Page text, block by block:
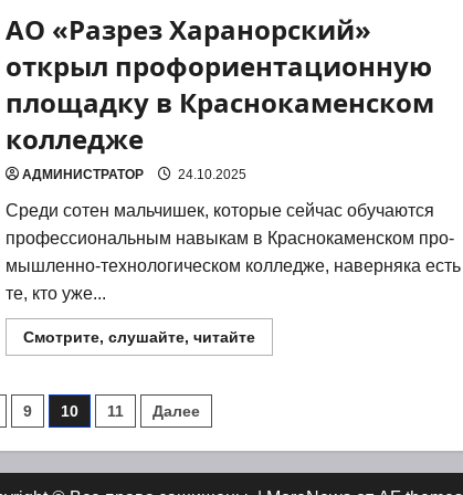
закрытие
шестой
игры
“Зарница”
АО «Разрез Харанорский»
открыл профориентационную
площадку в Краснокаменском
колледже
АДМИНИСТРАТОР 24.10.2025
Сре­ди сотен маль­чи­шек, кото­рые сей­час обу­ча­ют­ся
про­фес­си­о­наль­ным навы­кам в Крас­но­ка­мен­ском про­
мыш­лен­но-тех­но­ло­ги­че­ском кол­ле­дже, навер­ня­ка есть
те, кто уже...
Смотрите, слушайте, читайтеПрочитать
больше
в
Краснокаменском
9 10 11 Далее